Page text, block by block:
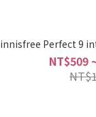
innisfree Perfect 9
NT$509